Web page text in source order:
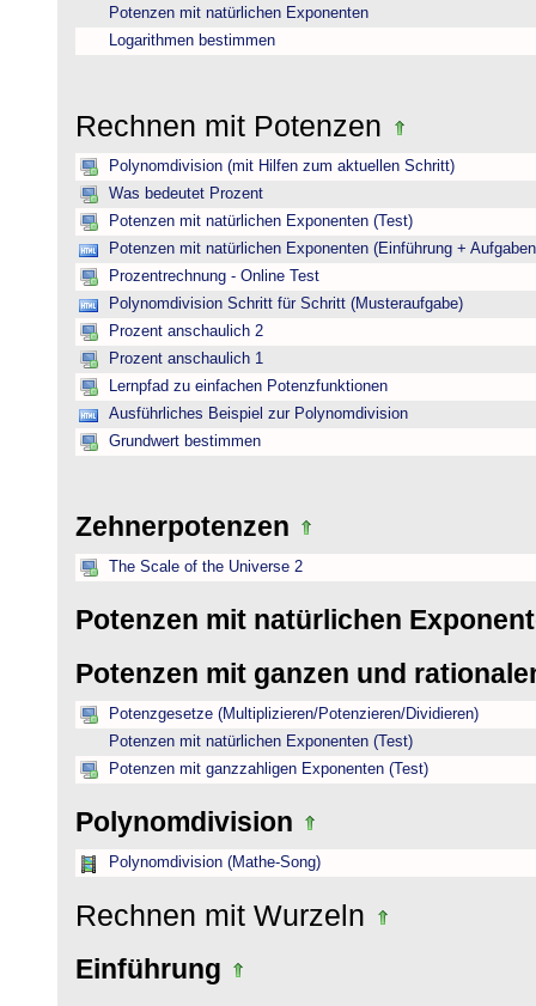
Potenzen mit natürlichen Exponenten
Logarithmen bestimmen
Rechnen mit Potenzen
Polynomdivision (mit Hilfen zum aktuellen Schritt)
Was bedeutet Prozent
Potenzen mit natürlichen Exponenten (Test)
Potenzen mit natürlichen Exponenten (Einführung +
Prozentrechnung - Online Test
Polynomdivision Schritt für Schritt (Musteraufgabe)
Prozent anschaulich 2
Prozent anschaulich 1
Lernpfad zu einfachen Potenzfunktionen
Ausführliches Beispiel zur Polynomdivision
Grundwert bestimmen
Zehnerpotenzen
The Scale of the Universe 2
Potenzen mit natürlichen
Potenzen mit ganzen und
Potenzgesetze (Multiplizieren/Potenzieren/Dividieren)
Potenzen mit natürlichen Exponenten (Test)
Potenzen mit ganzzahligen Exponenten (Test)
Polynomdivision
Polynomdivision (Mathe-Song)
Rechnen mit Wurzeln
Einführung